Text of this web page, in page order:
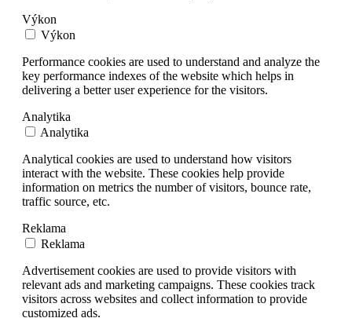
Výkon
Výkon
Performance cookies are used to understand and analyze the
key performance indexes of the website which helps in
delivering a better user experience for the visitors.
Analytika
Analytika
Analytical cookies are used to understand how visitors
interact with the website. These cookies help provide
information on metrics the number of visitors, bounce rate,
traffic source, etc.
Reklama
Reklama
Advertisement cookies are used to provide visitors with
relevant ads and marketing campaigns. These cookies track
visitors across websites and collect information to provide
customized ads.